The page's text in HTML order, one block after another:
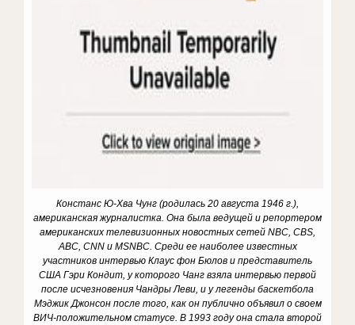
Констанс Ю-Хва Чунг (родилась 20 августа 1946 г.),
американская журналистка. Она была ведущей и репортером
американских телевизионных новостных сетей NBC, CBS,
ABC, CNN и MSNBC. Среди ее наиболее известных
участников интервью Клаус фон Бюлов и представитель
США Гэри Кондит, у которого Чанг взяла интервью первой
после исчезновения Чандры Леви, и у легенды баскетбола
Мэджик Джонсон после того, как он публично объявил о своем
ВИЧ-положительном статусе. В 1993 году она стала второй